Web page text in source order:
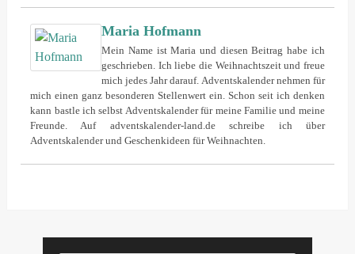
Maria Hofmann
Mein Name ist Maria und diesen Beitrag habe ich
geschrieben. Ich liebe die Weihnachtszeit und freue
mich jedes Jahr darauf. Adventskalender nehmen für
mich einen ganz besonderen Stellenwert ein. Schon seit ich denken
kann bastle ich selbst Adventskalender für meine Familie und meine
Freunde. Auf adventskalender-land.de schreibe ich über
Adventskalender und Geschenkideen für Weihnachten.